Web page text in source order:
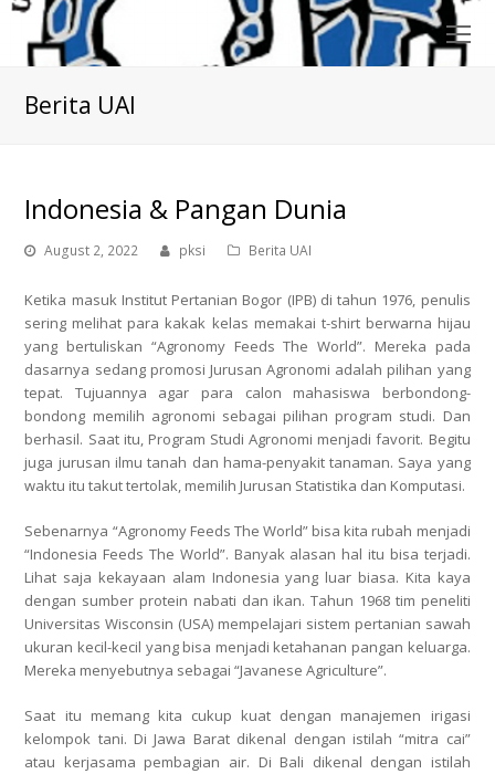
Berita UAI
Indonesia & Pangan Dunia
August 2, 2022 pksi Berita UAI
Ketika masuk Institut Pertanian Bogor (IPB) di tahun 1976, penulis
sering melihat para kakak kelas memakai t-shirt berwarna hijau
yang bertuliskan “Agronomy Feeds The World”. Mereka pada
dasarnya sedang promosi Jurusan Agronomi adalah pilihan yang
tepat. Tujuannya agar para calon mahasiswa berbondong-
bondong memilih agronomi sebagai pilihan program studi. Dan
berhasil. Saat itu, Program Studi Agronomi menjadi favorit. Begitu
juga jurusan ilmu tanah dan hama-penyakit tanaman. Saya yang
waktu itu takut tertolak, memilih Jurusan Statistika dan Komputasi.
Sebenarnya “Agronomy Feeds The World” bisa kita rubah menjadi
“Indonesia Feeds The World”. Banyak alasan hal itu bisa terjadi.
Lihat saja kekayaan alam Indonesia yang luar biasa. Kita kaya
dengan sumber protein nabati dan ikan. Tahun 1968 tim peneliti
Universitas Wisconsin (USA) mempelajari sistem pertanian sawah
ukuran kecil-kecil yang bisa menjadi ketahanan pangan keluarga.
Mereka menyebutnya sebagai “Javanese Agriculture”.
Saat itu memang kita cukup kuat dengan manajemen irigasi
kelompok tani. Di Jawa Barat dikenal dengan istilah “mitra cai”
atau kerjasama pembagian air. Di Bali dikenal dengan istilah